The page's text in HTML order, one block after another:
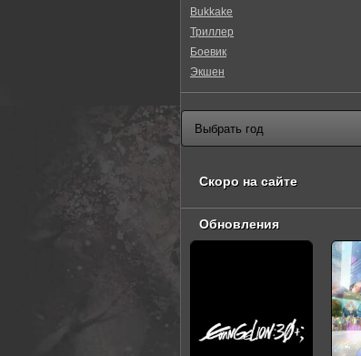
Bukkake
Триллер
Боевик
Экшен
Скоро на сайте
Обновления